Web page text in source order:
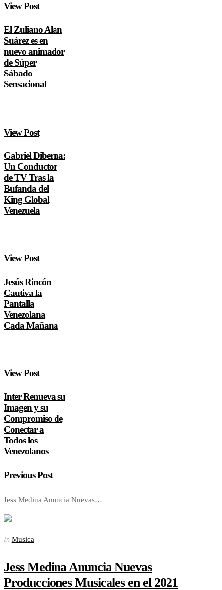
View Post
El Zuliano Alan
Suárez es en
nuevo animador
de Súper
Sábado
Sensacional
View Post
Gabriel Diberna:
Un Conductor
de TV Tras la
Bufanda del
King Global
Venezuela
View Post
Jesús Rincón
Cautiva la
Pantalla
Venezolana
Cada Mañana
View Post
Inter Renueva su
Imagen y su
Compromiso de
Conectar a
Todos los
Venezolanos
Previous Post
Jess Medina Anuncia Nuevas…
In Musica
Jess Medina Anuncia Nuevas
Producciones Musicales en el 2021